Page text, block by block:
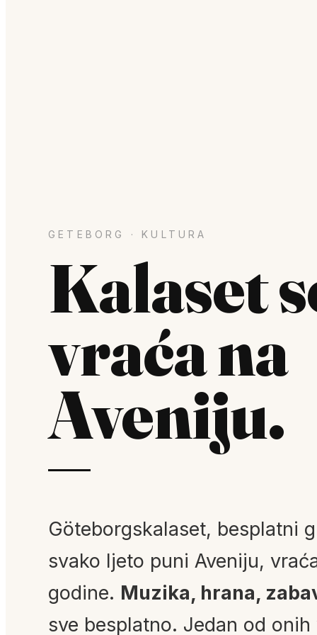
GETEBORG · KULTURA
Kalaset
vraća na
Aveniju.
Göteborgskalaset, besplatni
svako ljeto puni Aveniju,
godine. Muzika, hrana,
sve besplatno. Jedan od